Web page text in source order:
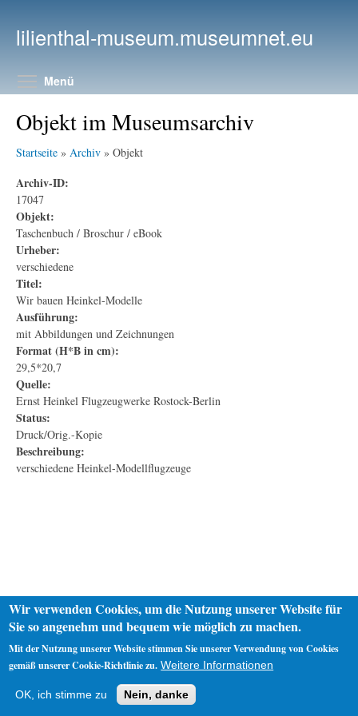
lilienthal-museum.museumnet.eu
Menü
Objekt im Museumsarchiv
Startseite » Archiv » Objekt
Archiv-ID:
17047
Objekt:
Taschenbuch / Broschur / eBook
Urheber:
verschiedene
Titel:
Wir bauen Heinkel-Modelle
Ausführung:
mit Abbildungen und Zeichnungen
Format (H*B in cm):
29,5*20,7
Quelle:
Ernst Heinkel Flugzeugwerke Rostock-Berlin
Status:
Druck/Orig.-Kopie
Beschreibung:
verschiedene Heinkel-Modellflugzeuge
Impressum
Wir verwenden Cookies, um die Nutzung unserer Website für
Sie so angenehm und bequem wie möglich zu machen.
Mit der Nutzung unserer Website stimmen Sie unserer Verwendung von Cookies
gemäß unserer Cookie-Richtlinie zu. Weitere Informationen
OK, ich stimme zu Nein, danke